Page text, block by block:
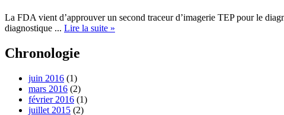
La FDA vient d’approuver un second traceur d’imagerie TEP pour le
diagnostique ... Lire la suite »
Chronologie
juin 2016 (1)
mars 2016 (2)
février 2016 (1)
juillet 2015 (2)